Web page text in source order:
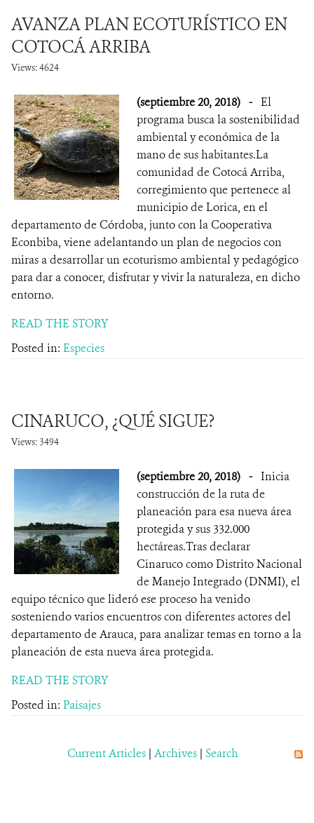
AVANZA PLAN ECOTURÍSTICO EN
COTOCÁ ARRIBA
Views: 4624
(septiembre 20, 2018) - El
programa busca la sostenibilidad
ambiental y económica de la
mano de sus habitantes.La
comunidad de Cotocá Arriba,
corregimiento que pertenece al
municipio de Lorica, en el
departamento de Córdoba, junto con la Cooperativa
Econbiba, viene adelantando un plan de negocios con
miras a desarrollar un ecoturismo ambiental y pedagógico
para dar a conocer, disfrutar y vivir la naturaleza, en dicho
entorno.
READ THE STORY
Posted in: Especies
CINARUCO, ¿QUÉ SIGUE?
Views: 3494
(septiembre 20, 2018) - Inicia
construcción de la ruta de
planeación para esa nueva área
protegida y sus 332.000
hectáreas.Tras declarar
Cinaruco como Distrito Nacional
de Manejo Integrado (DNMI), el
equipo técnico que lideró ese proceso ha venido
sosteniendo varios encuentros con diferentes actores del
departamento de Arauca, para analizar temas en torno a la
planeación de esta nueva área protegida.
READ THE STORY
Posted in: Paisajes
Current Articles | Archives | Search